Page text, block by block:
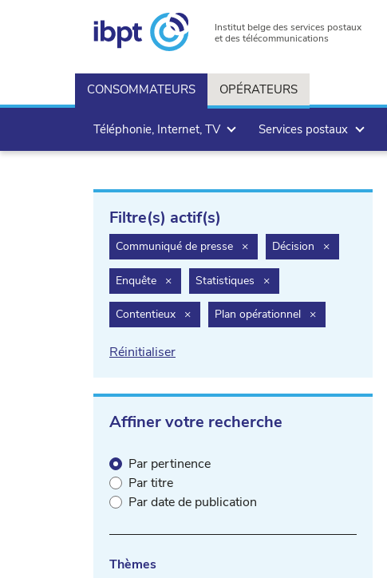
Institut belge des services postaux
et des télécommunications
CONSOMMATEURS OPÉRATEURS
Téléphonie, Internet, TV Services postaux
Filtre(s) actif(s)
Communiqué de presse ×filter.delete
Décision ×filter.delete
Enquête ×filter.delete
Statistiques ×filter.delete
Contentieux ×filter.deletePlan opérationnel ×filter.delete
Réinitialiser
Affiner votre recherche
Par pertinence
Par titre
Par date de publication
Thèmes